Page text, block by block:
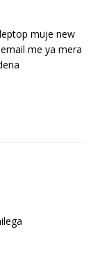
muje new
me ya mera